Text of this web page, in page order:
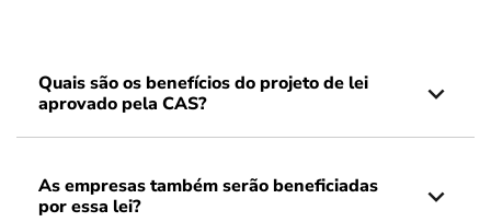
Quais são os benefícios do projeto de lei
aprovado pela CAS?
As empresas também serão beneficiadas
por essa lei?